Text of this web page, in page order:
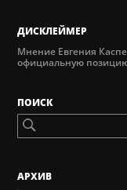
ДИСКЛЕЙМЕР
Мнение Евгения
официальную
ПОИСК
AРХИВ